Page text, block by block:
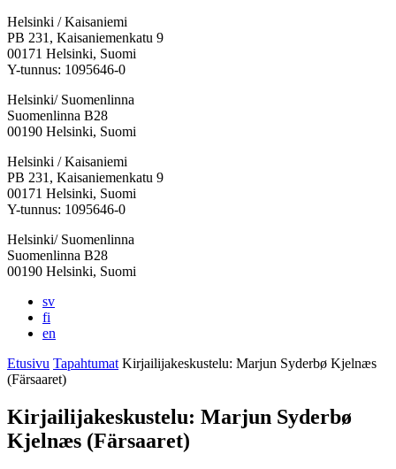
Helsinki / Kaisaniemi
PB 231, Kaisaniemenkatu 9
00171 Helsinki, Suomi
Y-tunnus: 1095646-0
Helsinki/ Suomenlinna
Suomenlinna B28
00190 Helsinki, Suomi
Facebook:
Avataan
uuteen
välilehteen
Instagram:
Avataan
uuteen
välilehteen
TikTok:
Avataan
uuteen
välilehteen
Youtube:
Avataan
uuteen
välilehteen
Vimeo:
Avataan
uuteen
välilehteen
Helsinki / Kaisaniemi
PB 231, Kaisaniemenkatu 9
00171 Helsinki, Suomi
Y-tunnus: 1095646-0
Helsinki/ Suomenlinna
Suomenlinna B28
00190 Helsinki, Suomi
sv
fi
en
Etusivu Tapahtumat Kirjailijakeskustelu: Marjun Syderbø Kjelnæs
(Färsaaret)
Kirjailijakeskustelu: Marjun Syderbø
Kjelnæs (Färsaaret)